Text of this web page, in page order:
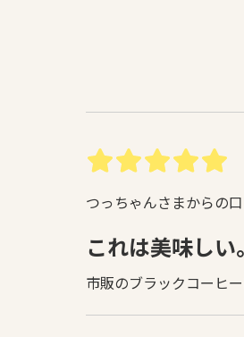
つっちゃんさまからの
これは美味しい。
市販のブラックコーヒ